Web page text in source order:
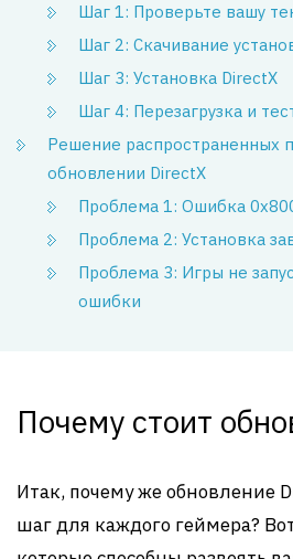
Шаг 1: Проверьте вашу
Шаг 2: Скачивание
Шаг 3: Установка DirectX
Шаг 4: Перезагрузка и
Решение распространенных
обновлении DirectX
Проблема 1: Ошибка
Проблема 2: Установка
Проблема 3: Игры не
ошибки
Почему стоит
Итак, почему же обновление
шаг для каждого геймера?